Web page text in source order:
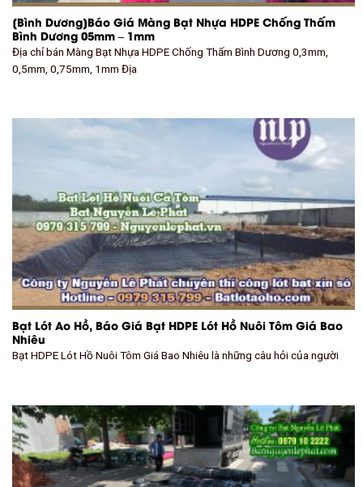
[Bình Dương]Báo Giá Màng Bạt Nhựa HDPE Chống Thấm
Bình Dương 05mm – 1mm
Địa chỉ bán Màng Bạt Nhựa HDPE Chống Thấm Bình Dương 0,3mm,
0,5mm, 0,75mm, 1mm Địa
Bạt Lót Ao Hồ, Báo Giá Bạt HDPE Lót Hồ Nuôi Tôm Giá Bao
Nhiêu
Bạt HDPE Lót Hồ Nuôi Tôm Giá Bao Nhiêu là những câu hỏi của người